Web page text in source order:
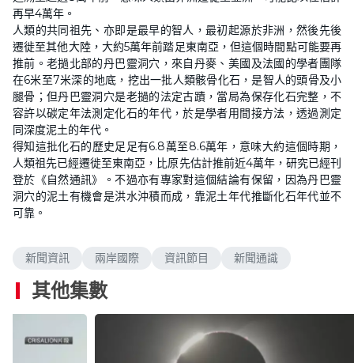
e
1
1
.
1
1
%
再早4萬年。
人類的共同祖先、亦即是最早的智人，最初起源於非洲，然後先後
遷徙至其他大陸，大約5萬年前踏足東南亞，但這個時間點可能要再
推前。老撾北部的丹巴靈洞穴，來自丹麥、美國及法國的學者團隊
在6米至7米深的地底，挖出一批人類骸骨化石，是智人的頭骨及小
腿骨；但丹巴靈洞穴是老撾的法定古蹟，當局為保存化石完整，不
容許以碳定年法測定化石的年代，於是學者用間接方法，透過測定
同深度泥土的年代。
得知這批化石的歷史足足有6.8萬至8.6萬年，意味大約這個時期，
人類祖先已經遷徙至東南亞，比原先估計推前近4萬年，研究已經刊
登於《自然通訊》。不過亦有專家對這個結論有保留，因為丹巴靈
洞穴的泥土有機會是洪水沖積而成，靠泥土年代推斷化石年代並不
可靠。
新聞資訊 兩岸國際 資訊節目 新聞通識
其他集數